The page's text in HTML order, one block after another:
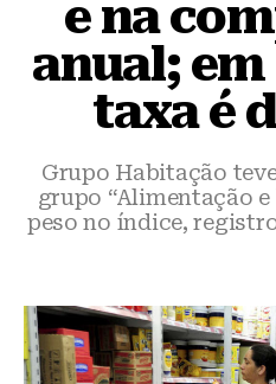
e na
anual; em
taxa é
Grupo Habitação
grupo “Alimentação
peso no índice,